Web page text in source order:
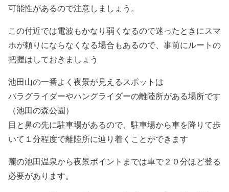
可能性があるので注意しましょう。
この付近では電波もかなり弱くなるので迷ったときにスマ
ホが頼りにならなくなる場合もあるので、事前にルートの
把握はしておきましょう
池田山の一番よく夜景が見えるスポットは
パラグライダーやハングライダーの離陸所がある場所です
（池田の森公園）
目と鼻の先に駐車場があるので、駐車場から車を降りて歩
いて１分程度で離陸所に辿り着くことができます
麓の池田温泉から夜景ポイントまでは車で２０分ほど登る
必要があります。